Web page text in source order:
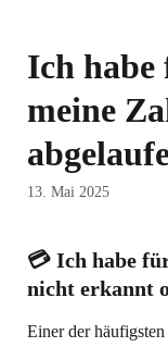
Ich habe
meine
13. Mai 2025
💳 Ich habe
nicht erkannt
Einer der